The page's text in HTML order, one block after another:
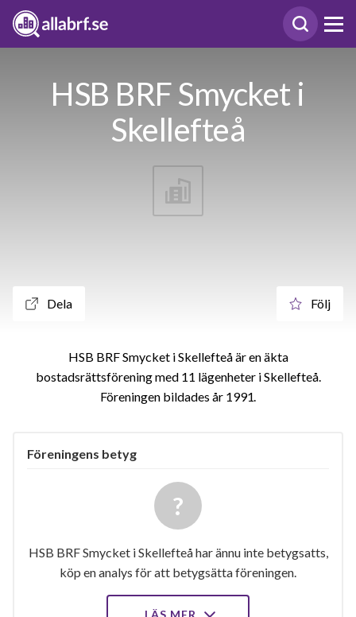
HSB BRF Smycket i
Skellefteå
Dela Följ
HSB BRF Smycket i Skellefteå är en äkta
bostadsrättsförening med 11 lägenheter i Skellefteå.
Föreningen bildades år 1991
Föreningens betyg
HSB BRF Smycket i Skellefteå har ännu inte betygsatts,
köp en analys för att betygsätta föreningen.
LÄS MER